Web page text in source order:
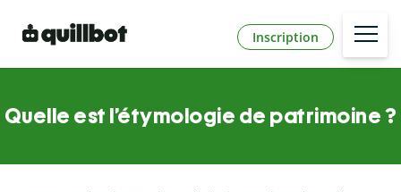
Inscription
Quelle est l’étymologie de patrimoine ?